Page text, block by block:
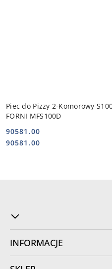
Piec do Pizzy 2-Komorowy
FORNI MFS100D
Cena:
90581.00
Cena:
90581.00
INFORMACJE